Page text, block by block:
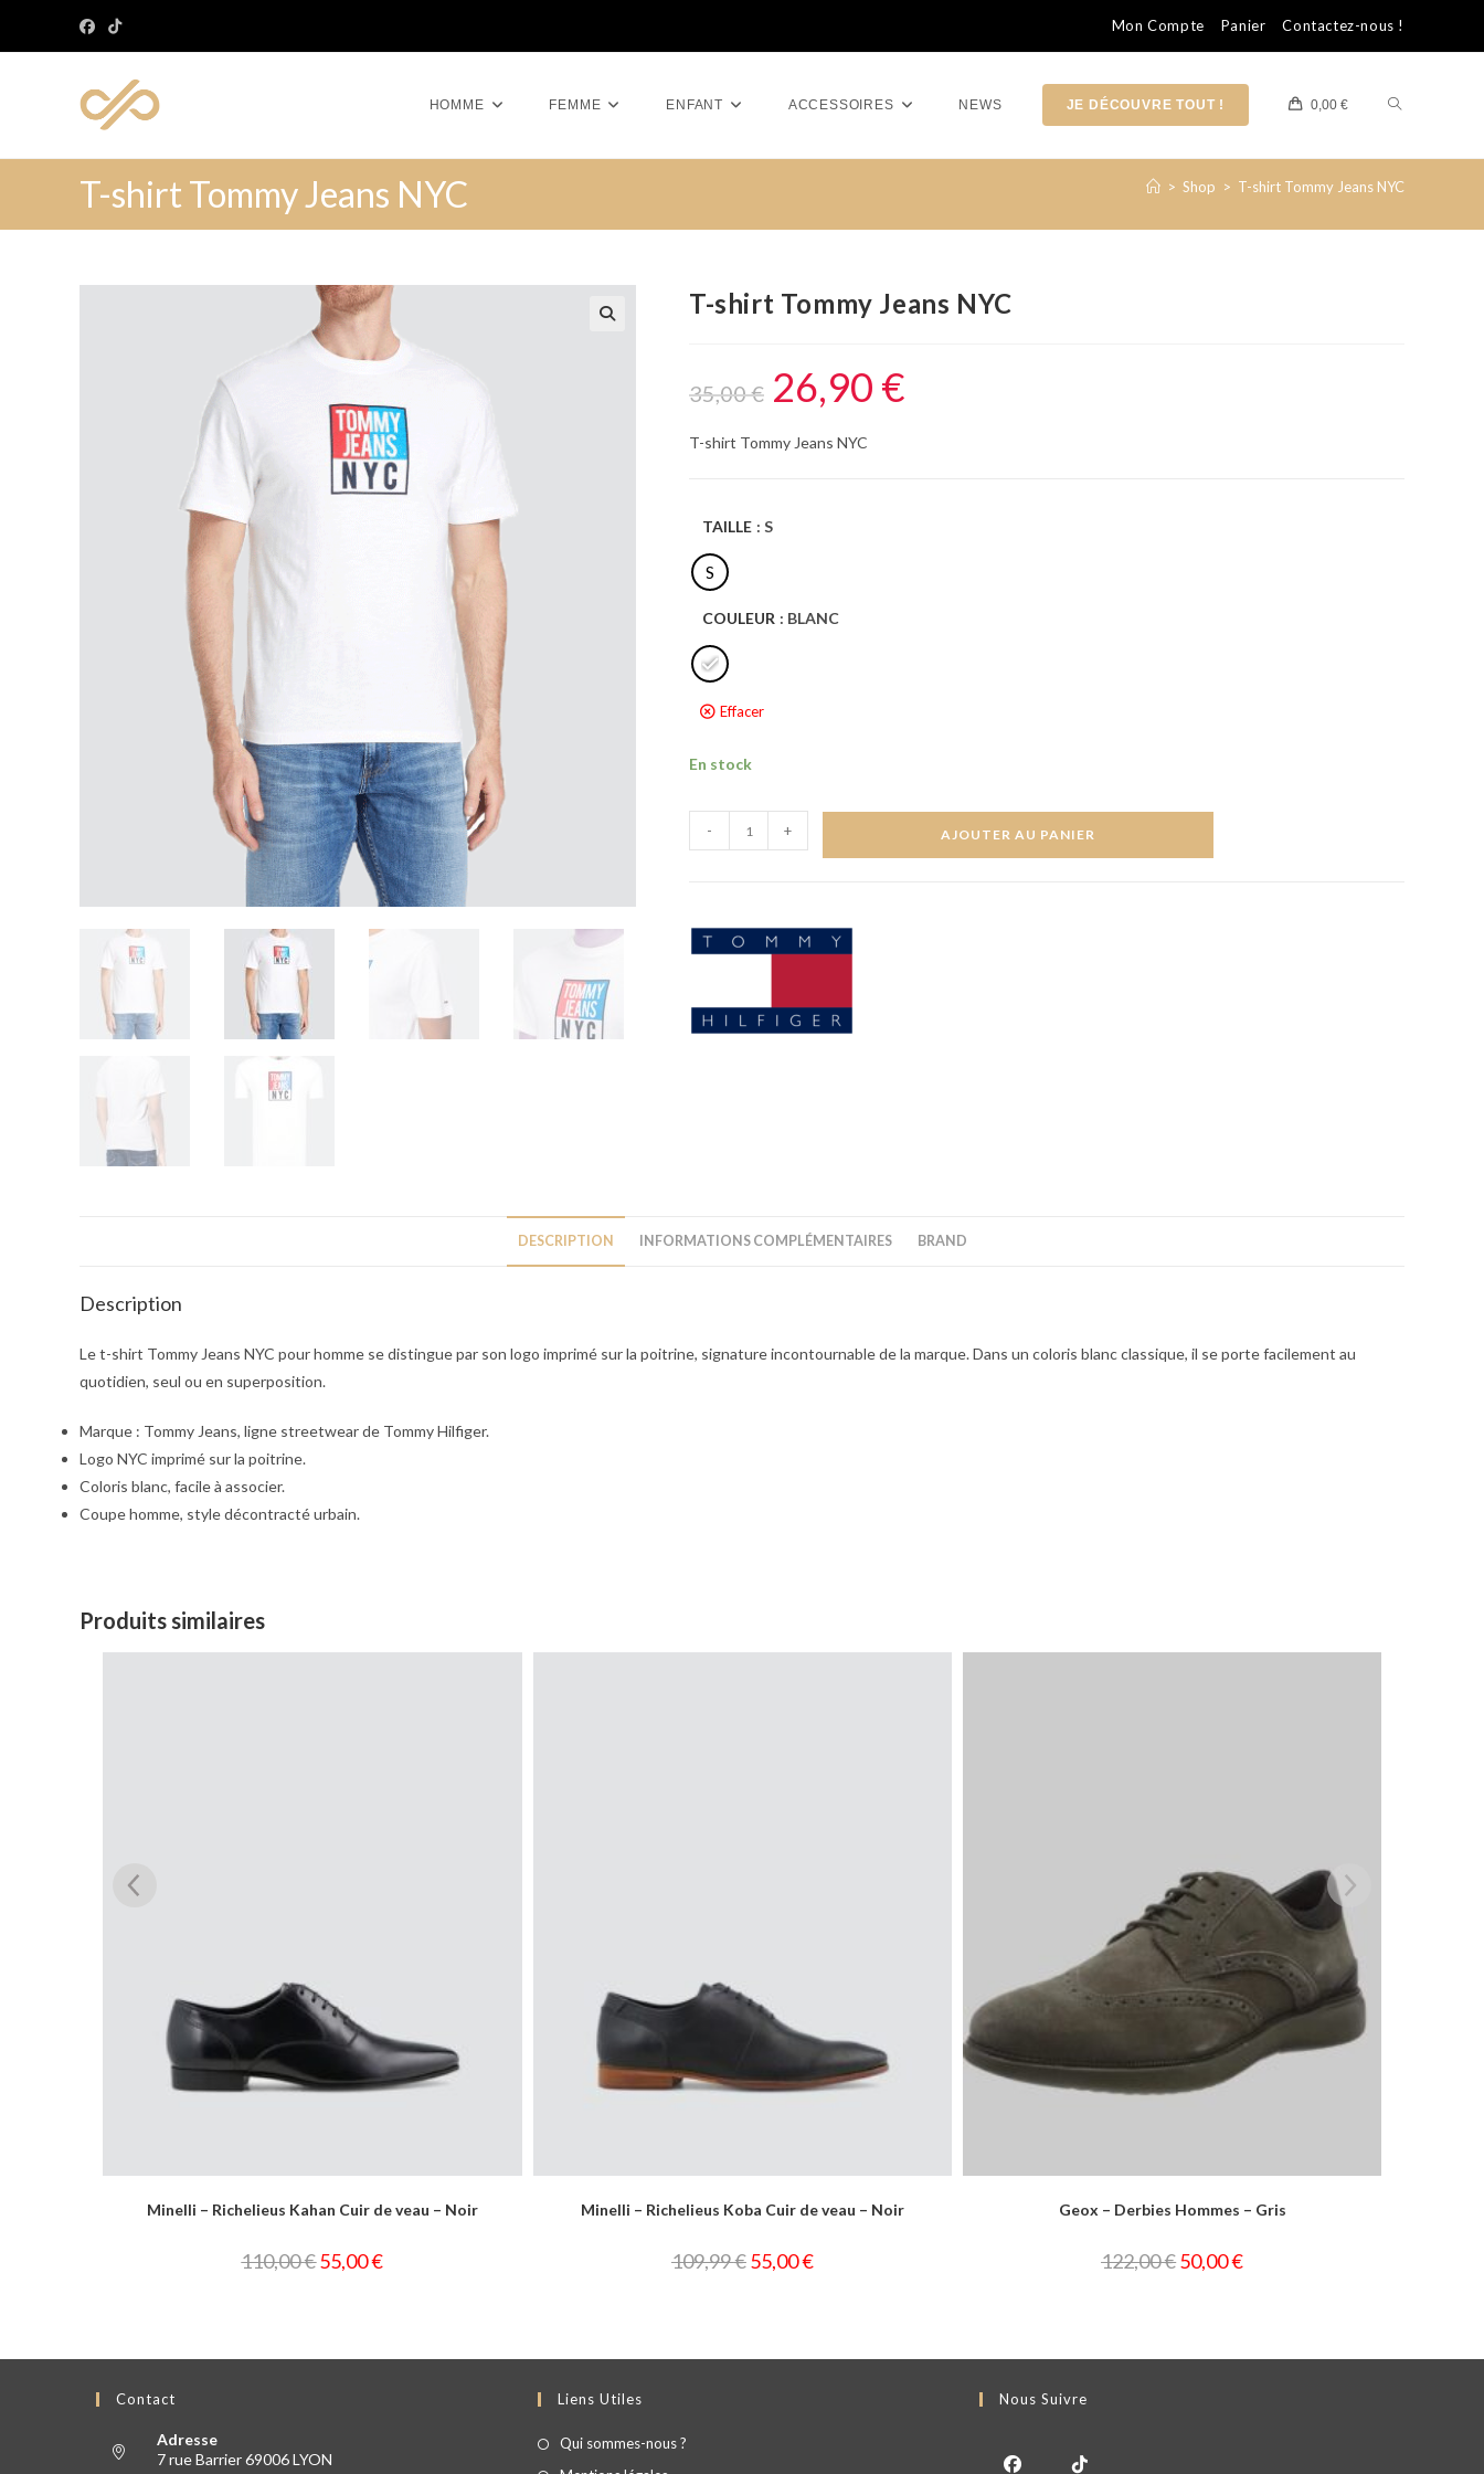
Mon Compte Panier Contactez-nous !
HOMME FEMME ENFANT ACCESSOIRES NEWS JE DÉCOUVRE TOUT ! 0,00 €
T-shirt Tommy Jeans NYC > Shop > T-shirt Tommy Jeans NYC
T-shirt Tommy Jeans NYC
35,00€ 26,90 €
T-shirt Tommy Jeans NYC
TAILLE : S
S
COULEUR : BLANC
Effacer
En stock
- + AJOUTER AU PANIER
DESCRIPTION INFORMATIONS COMPLÉMENTAIRES BRAND
Description
Le t-shirt Tommy Jeans NYC pour homme se distingue par son logo imprimé sur la poitrine, signature incontournable de la marque. Dans un coloris blanc classique, il se porte facilement au
quotidien, seul ou en superposition.
Marque : Tommy Jeans, ligne streetwear de Tommy Hilfiger.
Logo NYC imprimé sur la poitrine.
Coloris blanc, facile à associer.
Coupe homme, style décontracté urbain.
Produits similaires
Minelli – Richelieus Kahan Cuir de veau – Noir
110,00€55,00€
Minelli – Richelieus Koba Cuir de veau – Noir
109,99€55,00€
Geox – Derbies Hommes – Gris
122,00€50,00€
Contact
Adresse
7 rue Barrier 69006 LYON
Liens Utiles
Qui sommes-nous ?
Nous Suivre